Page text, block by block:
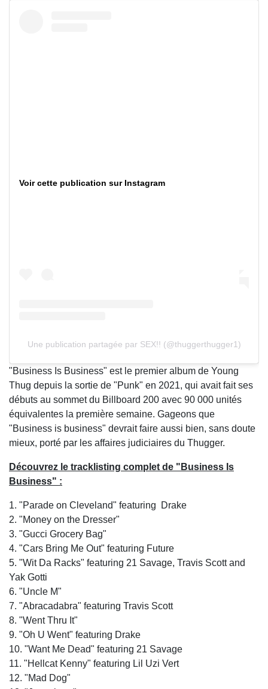
Voir cette publication sur Instagram
Une publication partagée par SEX!! (@thuggerthugger1)
"Business Is Business" est le premier album de Young
Thug depuis la sortie de "Punk" en 2021, qui avait fait ses
débuts au sommet du Billboard 200 avec 90 000 unités
équivalentes la première semaine. Gageons que
"Business is business" devrait faire aussi bien, sans doute
mieux, porté par les affaires judiciaires du Thugger.
Découvrez le tracklisting complet de "Business Is
Business" :
1. "Parade on Cleveland" featuring Drake
2. "Money on the Dresser"
3. "Gucci Grocery Bag"
4. "Cars Bring Me Out" featuring Future
5. "Wit Da Racks" featuring 21 Savage, Travis Scott and
Yak Gotti
6. "Uncle M"
7. "Abracadabra" featuring Travis Scott
8. "Went Thru It"
9. "Oh U Went" featuring Drake
10. "Want Me Dead" featuring 21 Savage
11. "Hellcat Kenny" featuring Lil Uzi Vert
12. "Mad Dog"